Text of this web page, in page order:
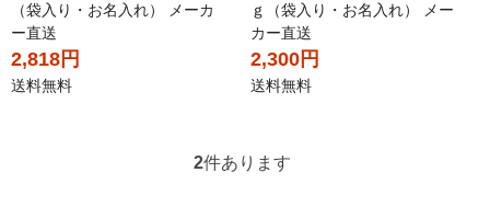
（袋入り・お名入れ） メーカ
ー直送
2,818円
送料無料
ｇ（袋入り・お名入れ） メー
カー直送
2,300円
送料無料
2件あります